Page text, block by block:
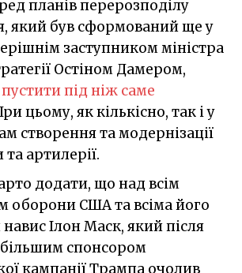
планів перерозподілу
який був сформований ще у
заступником міністра
Остіном Дамером,
пустити під ніж саме
цьому, як кількісно, так і у
створення та модернізації
артилерії.
додати, що над всім
оборони США та всіма його
Ілон Маск, який після
спонсором
кампанії Трампа очолив